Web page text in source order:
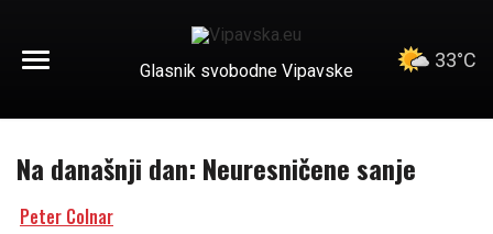
Glasnik svobodne Vipavske 33°C
Na današnji dan: Neuresničene sanje
Peter Colnar